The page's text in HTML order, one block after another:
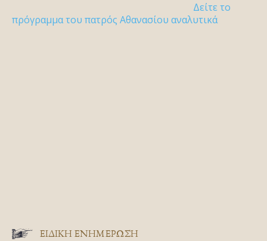
Δείτε το
πρόγραμμα του πατρός Αθανασίου αναλυτικά
ΕΙΔΙΚΉ ΕΝΗΜΈΡΩΣΗ